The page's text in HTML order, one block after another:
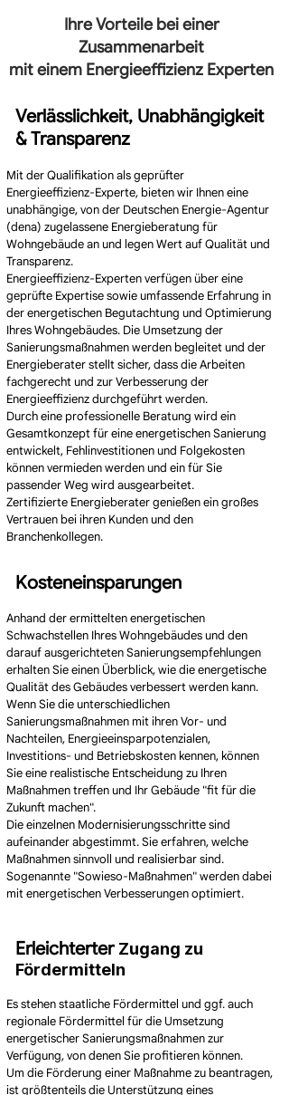
Ihre Vorteile bei einer
Zusammenarbeit
mit einem Energieeffizienz Experten
Verlässlichkeit, Unabhängigkeit
& Transparenz
Mit der Qualifikation als geprüfter
Energieeffizienz-Experte, bieten wir Ihnen eine
unabhängige, von der Deutschen Energie-Agentur
(dena) zugelassene Energieberatung für
Wohngebäude an und legen Wert auf Qualität und
Transparenz.
Energieeffizienz-Experten verfügen über eine
geprüfte Expertise sowie umfassende Erfahrung in
der energetischen Begutachtung und Optimierung
Ihres Wohngebäudes. Die Umsetzung der
Sanierungsmaßnahmen werden begleitet und der
Energieberater stellt sicher, dass die Arbeiten
fachgerecht und zur Verbesserung der
Energieeffizienz durchgeführt werden.
Durch eine professionelle Beratung wird ein
Gesamtkonzept für eine energetischen Sanierung
entwickelt, Fehlinvestitionen und Folgekosten
können vermieden werden und ein für Sie
passender Weg wird ausgearbeitet.
Zertifizierte Energieberater genießen ein großes
Vertrauen bei ihren Kunden und den
Branchenkollegen.
Kosteneinsparungen
Anhand der ermittelten energetischen
Schwachstellen Ihres Wohngebäudes und den
darauf ausgerichteten Sanierungsempfehlungen
erhalten Sie einen Überblick, wie die energetische
Qualität des Gebäudes verbessert werden kann.
Wenn Sie die unterschiedlichen
Sanierungsmaßnahmen mit ihren Vor- und
Nachteilen, Energieeinsparpotenzialen,
Investitions- und Betriebskosten kennen, können
Sie eine realistische Entscheidung zu Ihren
Maßnahmen treffen und Ihr Gebäude "fit für die
Zukunft machen".
Die einzelnen Modernisierungsschritte sind
aufeinander abgestimmt. Sie erfahren, welche
Maßnahmen sinnvoll und realisierbar sind.
Sogenannte "Sowieso-Maßnahmen" werden dabei
mit energetischen Verbesserungen optimiert.
Erleichterter Zugang zu
Fördermitteln
Es stehen staatliche Fördermittel und ggf. auch
regionale Fördermittel für die Umsetzung
energetischer Sanierungsmaßnahmen zur
Verfügung, von denen Sie profitieren können.
Um die Förderung einer Maßnahme zu beantragen,
ist größtenteils die Unterstützung eines